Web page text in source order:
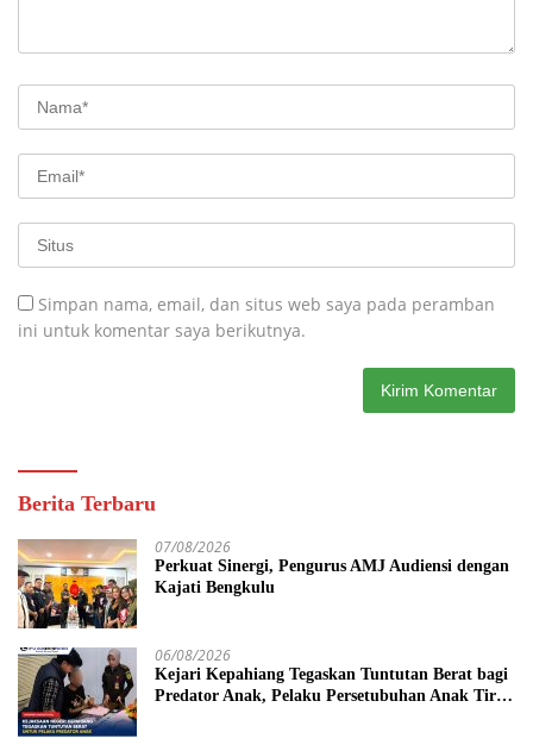
Simpan nama, email, dan situs web saya pada peramban
ini untuk komentar saya berikutnya.
Berita Terbaru
07/08/2026
Perkuat Sinergi, Pengurus AMJ Audiensi dengan
Kajati Bengkulu
06/08/2026
Kejari Kepahiang Tegaskan Tuntutan Berat bagi
Predator Anak, Pelaku Persetubuhan Anak Tiri